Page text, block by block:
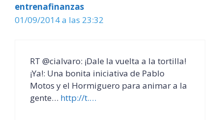
entrenafinanzas
01/09/2014 a las 23:32
RT @cialvaro: ¡Dale la vuelta a la tortilla!
¡Ya!: Una bonita iniciativa de Pablo
Motos y el Hormiguero para animar a la
gente… http://t.…